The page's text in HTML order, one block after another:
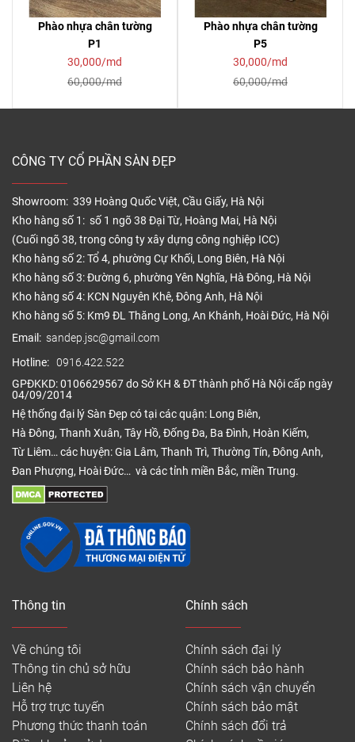
Phào nhựa chân tường
P1
30,000/md
60,000/md
Phào nhựa chân tường
P5
30,000/md
60,000/md
CÔNG TY CỔ PHẦN SÀN ĐẸP
Showroom: 339 Hoàng Quốc Việt, Cầu Giấy, Hà Nội
Kho hàng số 1: số 1 ngõ 38 Đại Từ, Hoàng Mai, Hà Nội
(Cuối ngõ 38, trong công ty xây dựng công nghiệp ICC)
Kho hàng số 2: Tổ 4, phường Cự Khối, Long Biên, Hà Nội
Kho hàng số 3: Đường 6, phường Yên Nghĩa, Hà Đông, Hà Nội
Kho hàng số 4: KCN Nguyên Khê, Đông Anh, Hà Nội
Kho hàng số 5: Km9 ĐL Thăng Long, An Khánh, Hoài Đức, Hà Nội
Email: sandep.jsc@gmail.com
Hotline: 0916.422.522
GPĐKKD: 0106629567 do Sở KH & ĐT thành phố Hà Nội cấp ngày
04/09/2014
Hệ thống đại lý Sàn Đẹp có tại các quận: Long Biên,
Hà Đông, Thanh Xuân, Tây Hồ, Đống Đa, Ba Đình, Hoàn Kiếm,
Từ Liêm… các huyện: Gia Lâm, Thanh Trì, Thường Tín, Đông Anh,
Đan Phượng, Hoài Đức… và các tỉnh miền Bắc, miền Trung.
Thông tin
Về chúng tôi
Thông tin chủ sở hữu
Liên hệ
Hỗ trợ trực tuyến
Phương thức thanh toán
Chính sách
Chính sách đại lý
Chính sách bảo hành
Chính sách vận chuyển
Chính sách bảo mật
Chính sách đổi trả